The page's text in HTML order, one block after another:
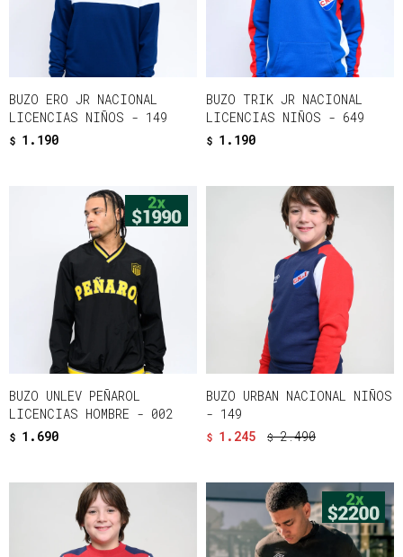
BUZO ERO JR NACIONAL
LICENCIAS NIÑOS - 149
$ 1.190
BUZO TRIK JR NACIONAL
LICENCIAS NIÑOS - 649
$ 1.190
BUZO UNLEV PEÑAROL
LICENCIAS HOMBRE - 002
$ 1.690
BUZO URBAN NACIONAL NIÑOS
- 149
$ 1.245 $ 2.490